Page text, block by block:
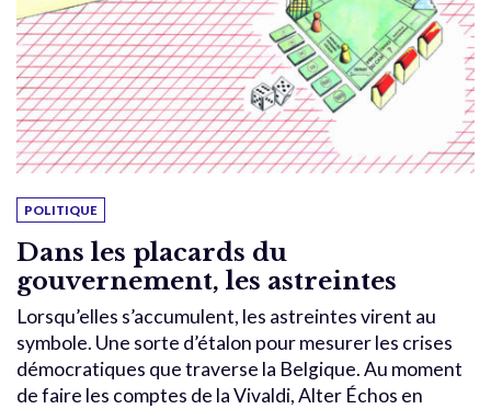
POLITIQUE
Dans les placards du
gouvernement, les astreintes
Lorsqu’elles s’accumulent, les astreintes virent au
symbole. Une sorte d’étalon pour mesurer les crises
démocratiques que traverse la Belgique. Au moment
de faire les comptes de la Vivaldi, Alter Échos en